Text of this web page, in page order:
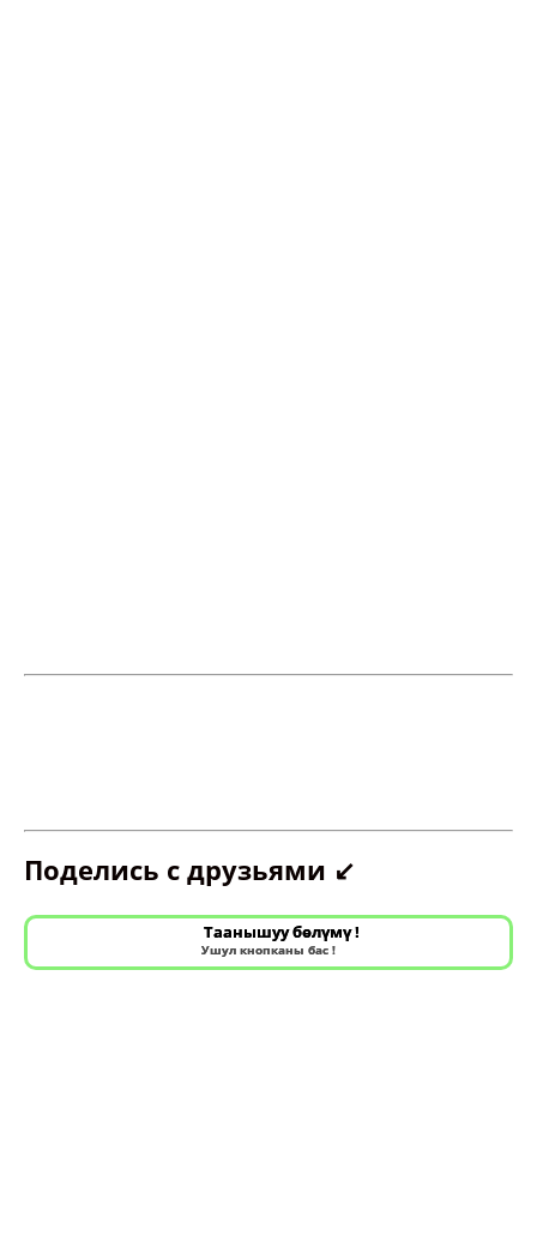
Поделись с друзьями ↙️
Таанышуу бөлүмү !
Ушул кнопканы бас !